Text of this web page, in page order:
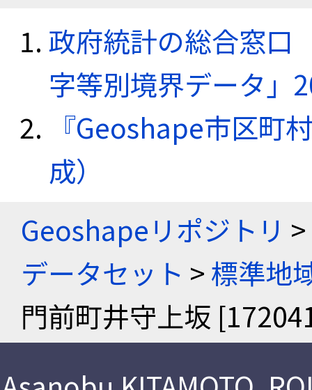
政府統計の総合窓口
字等別境界データ」
『Geoshape市区町
成）
Geoshapeリポジトリ >
データセット >標準地
門前町井守上坂